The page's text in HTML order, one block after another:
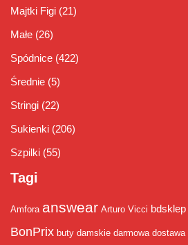
Majtki Figi (21)
Małe (26)
Spódnice (422)
Średnie (5)
Stringi (22)
Sukienki (206)
Szpilki (55)
Tagi
Amfora answear Arturo Vicci bdsklep
BonPrix buty damskie darmowa dostawa